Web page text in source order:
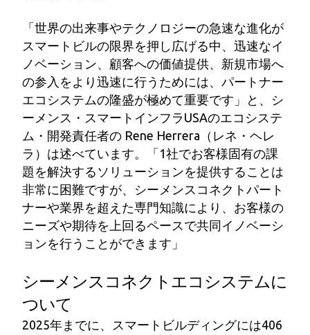
「世界の出来事やテクノロジーの急速な進化が
スマートビルの限界を押し広げる中、迅速なイ
ノベーション、顧客への価値提供、新規市場へ
の参入をより迅速に行うためには、パートナー
エコシステムの隆盛が極めて重要です」と、シ
ーメンス・スマートインフラUSAのエコシステ
ム・開発責任者の Rene Herrera（レネ・ヘレ
ラ）は述べています。「1社でお客様固有の課
題を解決するソリューションを提供することは
非常に困難ですが、シーメンスコネクトパート
ナーや業界を超えた専門知識により、お客様の
ニーズや期待を上回るペースで共同イノベーシ
ョンを行うことができます」
シーメンスコネクトエコシステムに
ついて
2025年までに、スマートビルディングには406